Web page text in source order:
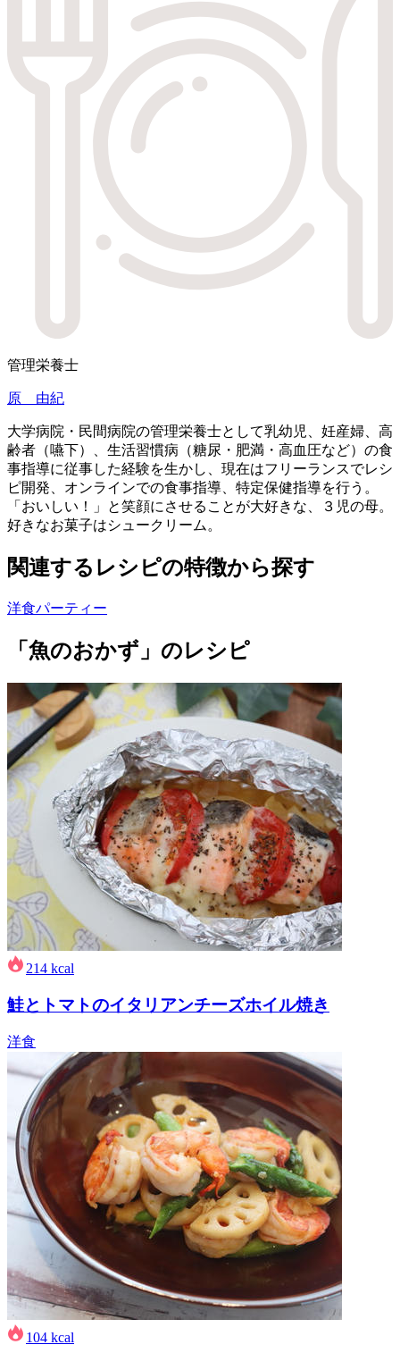
管理栄養士
原 由紀
大学病院・民間病院の管理栄養士として乳幼児、妊産婦、高
齢者（嚥下）、生活習慣病（糖尿・肥満・高血圧など）の食
事指導に従事した経験を生かし、現在はフリーランスでレシ
ピ開発、オンラインでの食事指導、特定保健指導を行う。
「おいしい！」と笑顔にさせることが大好きな、３児の母。
好きなお菓子はシュークリーム。
関連するレシピの特徴から探す
洋食パーティー
「魚のおかず」のレシピ
214 kcal
鮭とトマトのイタリアンチーズホイル焼き
洋食
104 kcal